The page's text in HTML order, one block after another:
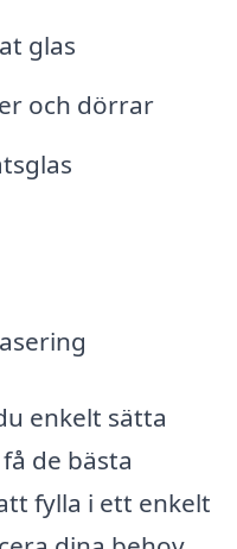
glas
och dörrar
enkelt sätta
de bästa
fylla i ett enkelt